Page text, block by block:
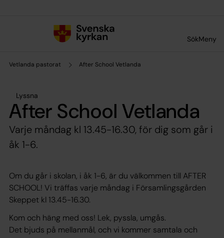
SökMeny
Vetlanda pastorat After School Vetlanda
Lyssna
After School Vetlanda
Varje måndag kl 13.45-16.30, för dig som går i
åk 1-6.
Om du går i skolan, i åk 1-6, är du välkommen till AFTER
SCHOOL! Vi träffas varje måndag i Församlingsgården
Skeppet kl 13.45-16.30.
Kom och häng med oss! Lek, pyssla, umgås.
Det bjuds på mellanmål, och vi kommer samtala och